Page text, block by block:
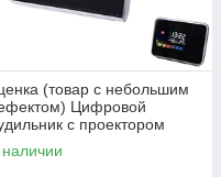
(товар с небольшим
Цифровой
с проектором
1)